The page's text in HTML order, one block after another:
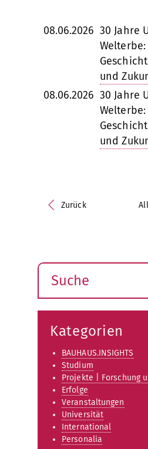
08.06.2026 30 Jahre
und
08.06.2026 30 Jahre
und
Zurück
Suche
Kategorien
BAUHAUS.INSIGHTS
Studium
Projekte | Forschung
Erfolge
Veranstaltungen
Universität
International
Personalia